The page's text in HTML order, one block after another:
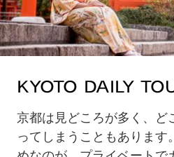
Kyoto Daily
京都は見どころが多く、ど
ってしまうこともあります